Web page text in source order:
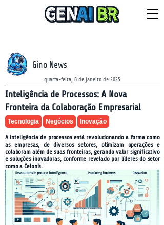
Gino News
quarta-feira, 8 de janeiro de 2025
Inteligência de Processos: A Nova
Fronteira da Colaboração Empresarial
Tecnologia Negócios Inovação
A inteligência de processos está revolucionando a forma como
as empresas, de diversos setores, otimizam operações e
colaboram além de suas fronteiras, gerando valor significativo
e soluções inovadoras, conforme revelado por líderes do setor
como a Celonis.